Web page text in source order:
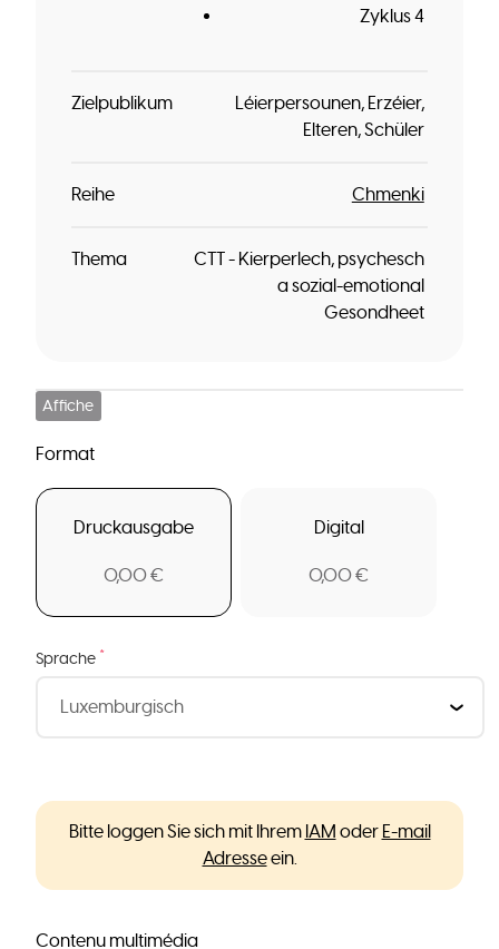
Zyklus 4
Zielpublikum Léierpersounen Erzéier
Elteren Schüler
Reihe Chmenki
Thema
CTT - Kierperlech, psychesch
a sozial-emotional
Gesondheet
Affiche
Format
Druckausgabe
0,00 €
Digital
0,00 €
Sprache *
Bitte loggen Sie sich mit Ihrem IAM oder E-mail
Adresseein.
Contenu multimédia